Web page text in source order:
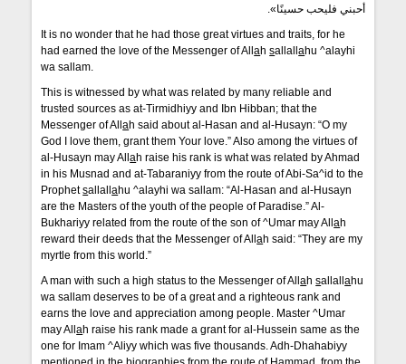
أحبني فليحب حسينًا».
It is no wonder that he had those great virtues and traits, for he
had earned the love of the Messenger of Allahsallallahu ^alayhi
wa sallam.
This is witnessed by what was related by many reliable and
trusted sources as at-Tirmidhiyy and Ibn Hibban; that the
Messenger of Allah said about al-Hasan and al-Husayn: “O my
God I love them, grant them Your love.” Also among the virtues of
al-Husayn may Allah raise his rank is what was related by Ahmad
in his Musnad and at-Tabaraniyy from the route of Abi-Sa^id to the
Prophetsallallahu ^alayhi wa sallam: “Al-Hasan and al-Husayn
are the Masters of the youth of the people of Paradise.” Al-
Bukhariyy related from the route of the son of ^Umar may Allah
reward their deeds that the Messenger of Allah said: “They are my
myrtle from this world.”
A man with such a high status to the Messenger of Allahsallallahu
wa sallam deserves to be of a great and a righteous rank and
earns the love and appreciation among people. Master ^Umar
may Allah raise his rank made a grant for al-Hussein same as the
one for Imam ^Aliyy which was five thousands. Adh-Dhahabiyy